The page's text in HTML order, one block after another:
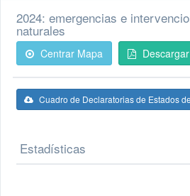
2024: emergencias e
naturales
Centrar Mapa
Cuadro de Declaratorias de Estados
Estadísticas